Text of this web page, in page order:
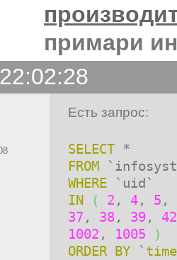
примари
Есть запрос:
SELECT *
FROM
WHERE `uid`
IN
( 2 , 4, 5 ,
37 , 38, 39, 42
1002 , 1005
)
ORDER BY ` time